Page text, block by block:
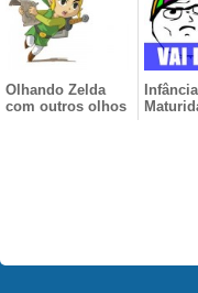
Olhando Zelda
com outros olhos